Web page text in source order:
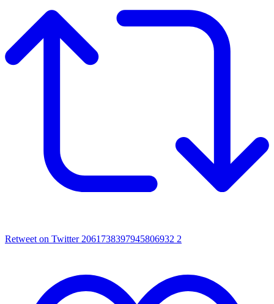
Retweet on Twitter 2061738397945806932 2